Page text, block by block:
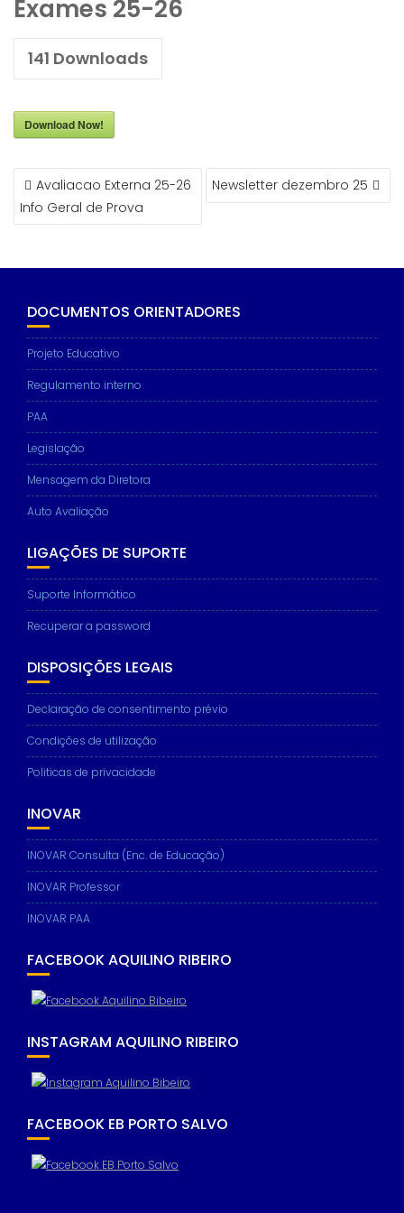
Exames 25-26
141 Downloads
Download Now!
NAVEGAÇÃO
DE
ARTIGOS
Avaliacao Externa 25-26
Info Geral de Prova
Newsletter dezembro 25
DOCUMENTOS ORIENTADORES
Projeto Educativo
Regulamento interno
PAA
Legislação
Mensagem da Diretora
Auto Avaliação
LIGAÇÕES DE SUPORTE
Suporte Informático
Recuperar a password
DISPOSIÇÕES LEGAIS
Declaração de consentimento prévio
Condições de utilização
Politicas de privacidade
INOVAR
INOVAR Consulta (Enc. de Educação)
INOVAR Professor
INOVAR PAA
FACEBOOK AQUILINO RIBEIRO
INSTAGRAM AQUILINO RIBEIRO
FACEBOOK EB PORTO SALVO